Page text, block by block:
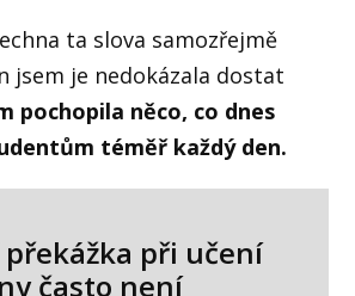
ta slova samozřejmě
jsem je nedokázala dostat
pochopila něco, co dnes
téměř každý den.
při učení
často není